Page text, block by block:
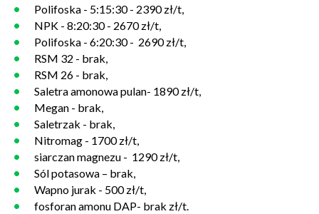
Polifoska - 5:15:30 - 2390 zł/t,
NPK - 8:20:30 - 2670 zł/t,
Polifoska - 6:20:30 - 2690 zł/t,
RSM 32 - brak,
RSM 26 - brak,
Saletra amonowa pulan- 1890 zł/t,
Megan - brak,
Saletrzak - brak,
Nitromag - 1700 zł/t,
siarczan magnezu - 1290 zł/t,
Sól potasowa – brak,
Wapno jurak - 500 zł/t,
fosforan amonu DAP- brak zł/t.